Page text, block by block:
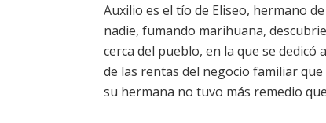
Auxilio es el tío de Eliseo, hermano
nadie, fumando marihuana,
cerca del pueblo, en la que se
de las rentas del negocio familiar
su hermana no tuvo más remedio